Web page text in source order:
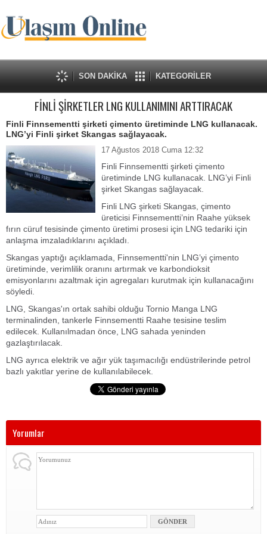
SON DAKİKA KATEGORİLER
FİNLİ ŞİRKETLER LNG KULLANIMINI ARTTIRACAK
Finli Finnsementti şirketi çimento üretiminde LNG kullanacak.
LNG’yi Finli şirket Skangas sağlayacak.
17 Ağustos 2018 Cuma 12:32
Finli Finnsementti şirketi çimento
üretiminde LNG kullanacak. LNG’yi Finli
şirket Skangas sağlayacak.
Finli LNG şirketi Skangas, çimento
üreticisi Finnsementti’nin Raahe yüksek
fırın cüruf tesisinde çimento üretimi prosesi için LNG tedariki için
anlaşma imzaladıklarını açıkladı.
Skangas yaptığı açıklamada, Finnsementti'nin LNG’yi çimento
üretiminde, verimlilik oranını artırmak ve karbondioksit
emisyonlarını azaltmak için agregaları kurutmak için kullanacağını
söyledi.
LNG, Skangas'ın ortak sahibi olduğu Tornio Manga LNG
terminalinden, tankerle Finnsementti Raahe tesisine teslim
edilecek. Kullanılmadan önce, LNG sahada yeninden
gazlaştırılacak.
LNG ayrıca elektrik ve ağır yük taşımacılığı endüstrilerinde petrol
bazlı yakıtlar yerine de kullanılabilecek.
Yorumlar